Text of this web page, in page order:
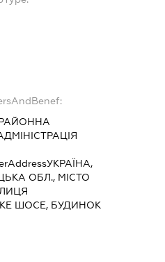
УКРАЇНА,
ОБЛ., МІСТО
ШОСЕ, БУДИНОК